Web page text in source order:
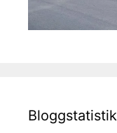
Bloggstatistik